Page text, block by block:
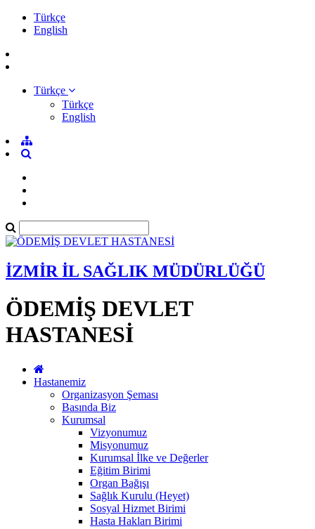
Türkçe
English
Türkçe
Türkçe
English
İZMİR İL SAĞLIK MÜDÜRLÜĞÜ
ÖDEMİŞ DEVLET
HASTANESİ
Hastanemiz
Organizasyon Şeması
Basında Biz
Kurumsal
Vizyonumuz
Misyonumuz
Kurumsal İlke ve Değerler
Eğitim Birimi
Organ Bağışı
Sağlık Kurulu (Heyet)
Sosyal Hizmet Birimi
Hasta Hakları Birimi